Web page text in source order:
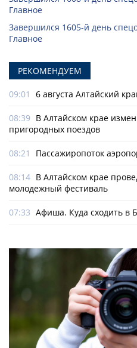
Главное
Завершился 1605-й день
Главное
РЕКОМЕНДУЕМ
09:01 6 августа Алтайский
08:39 В Алтайском крае
пригородных поездов
08:21 Пассажиропоток
08:14 В Алтайском крае
молодежный фестиваль
07:33 Афиша. Куда сходить в